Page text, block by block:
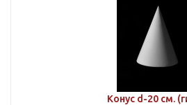
Конус d-20 см.